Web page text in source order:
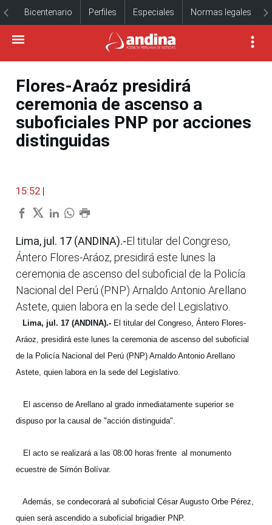
Bicentenario Perfiles Especiales Normas legales
Flores-Araóz presidirá
ceremonia de ascenso a
suboficiales PNP por acciones
distinguidas
15:52 |
Lima, jul. 17 (ANDINA).-El titular del Congreso,
Ántero Flores-Aráoz, presidirá este lunes la
ceremonia de ascenso del suboficial de la Policía
Nacional del Perú (PNP) Arnaldo Antonio Arellano
Astete, quien labora en la sede del Legislativo.
Lima, jul. 17 (ANDINA).- El titular del Congreso, Ántero Flores-
Aráoz, presidirá este lunes la ceremonia de ascenso del suboficial
de la Policía Nacional del Perú (PNP) Arnaldo Antonio Arellano
Astete, quien labora en la sede del Legislativo.
El ascenso de Arellano al grado inmediatamente superior se
dispuso por la causal de "acción distinguida".
El acto se realizará a las 08:00 horas frente al monumento
ecuestre de Simón Bolívar.
Además, se condecorará al suboficial César Augusto Orbe Pérez,
quien será ascendido a suboficial brigadier PNP.